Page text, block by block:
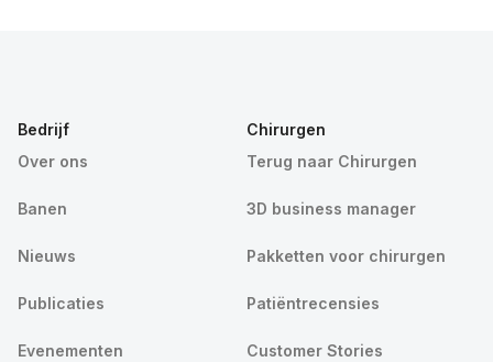
Bedrijf
Over ons
Banen
Nieuws
Publicaties
Evenementen
Chirurgen
Terug naar Chirurgen
3D business manager
Pakketten voor chirurgen
Patiëntrecensies
Customer Stories